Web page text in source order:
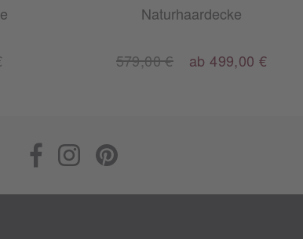
Naturhaardecke
579,00 € ab 499,00 €